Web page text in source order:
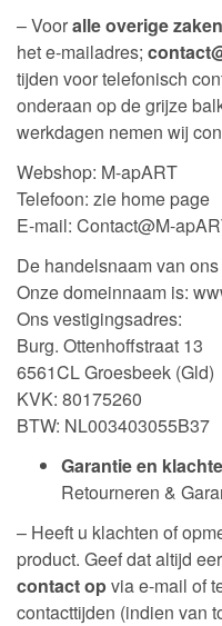
– Vooralle overige zaken
het e-mailadres;
tijden voor telefonisch
onderaan op de grijze
werkdagen nemen wij
Webshop: M-apART
Telefoon: zie home page
E-mail: Contact@M-
De handelsnaam van
Onze domeinnaam is:
Ons vestigingsadres:
Burg. Ottenhoffstraat 13
6561CL Groesbeek (Gld)
KVK: 80175260
BTW: NL003403055B37
Garantie en
Retourneren &
– Heeft u klachten of
product. Geef dat altijd
contact opvia e-mail of
contacttijden (indien van